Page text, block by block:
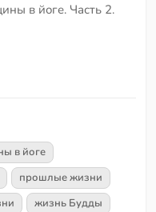
в йоге. Часть 2.
в йоге
прошлые жизни
жизнь Будды